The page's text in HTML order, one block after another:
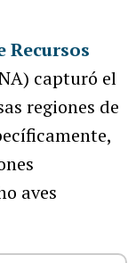
Recursos
capturó el
regiones de
aves